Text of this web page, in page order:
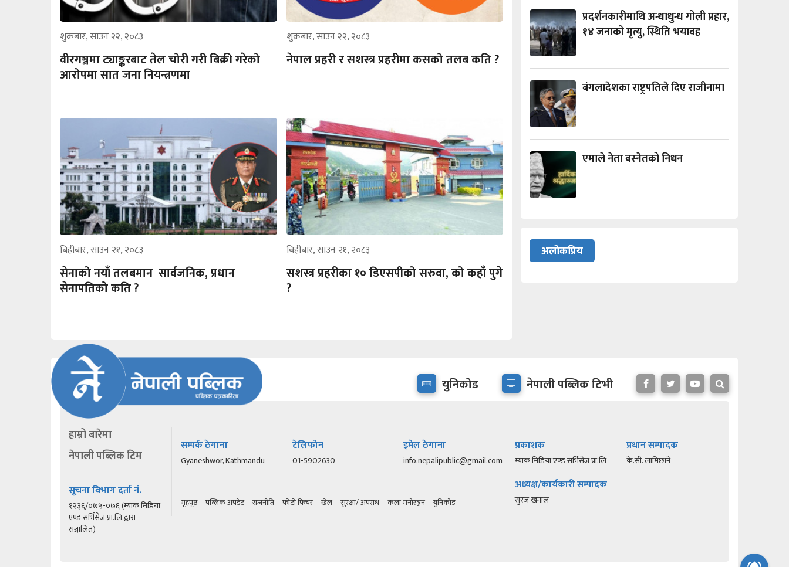
शुक्रबार, साउन २२, २०८३
वीरगञ्जमा ट्याङ्करबाट तेल चोरी गरी बिक्री गरेको
आरोपमा सात जना नियन्त्रणमा
शुक्रबार, साउन २२, २०८३
नेपाल प्रहरी र सशस्त्र प्रहरीमा कसको तलब कति ?
बिहीबार, साउन २१, २०८३
सेनाको नयाँ तलबमान सार्वजनिक, प्रधान
सेनापतिको कति ?
बिहीबार, साउन २१, २०८३
सशस्त्र प्रहरीका १० डिएसपीको सरुवा, को कहाँ पुगे
?
प्रदर्शनकारीमाथि अन्धाधुन्ध गोली प्रहार,
१४ जनाको मृत्यु, स्थिति भयावह
बंगलादेशका राष्ट्रपतिले दिए राजीनामा
एमाले नेता बस्नेतको निधन
अलोकप्रिय
युनिकोड नेपाली पब्लिक टिभी
हाम्रो बारेमा
नेपाली पब्लिक टिम
सूचना विभाग दर्ता नं.
१२३६/०७५-०७६ (म्याक मिडिया
एण्ड सर्भिसेज प्रा.लि.द्वारा
सञ्चालित)
सम्पर्क ठेगाना
Gyaneshwor, Kathmandu
टेलिफोन
01-5902630
इमेल ठेगाना
info.nepalipublic@gmail.com
गृहपृष्ठ पब्लिक अपडेट राजनीति फोटो फिचर खेल सुरक्षा/ अपराध कला मनोरञ्जन युनिकोड
प्रकाशक
म्याक मिडिया एण्ड सर्भिसेज प्रा.लि
अध्यक्ष/कार्यकारी सम्पादक
सुरज खनाल
प्रधान सम्पादक
के.सी. लामिछाने